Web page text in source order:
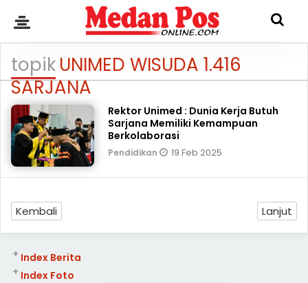
topikUNIMED WISUDA 1.416
SARJANA
Rektor Unimed : Dunia Kerja Butuh
Sarjana Memiliki Kemampuan
Berkolaborasi
Pendidikan 19 Feb 2025
Kembali Lanjut
Index Berita
+
Index Foto
+